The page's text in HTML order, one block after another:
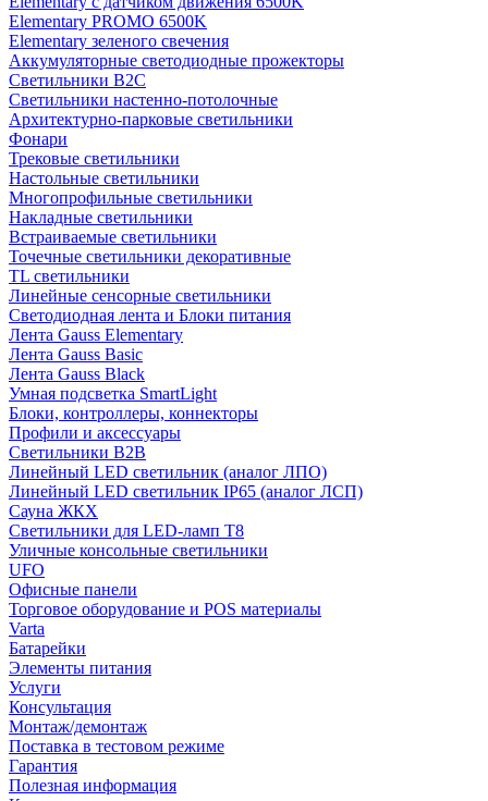
Elementary PROMO 6500K
Elementary зеленого свечения
Аккумуляторные светодиодные прожекторы
Светильники B2C
Светильники настенно-потолочные
Архитектурно-парковые светильники
Фонари
Трековые светильники
Настольные светильники
Многопрофильные светильники
Накладные светильники
Встраиваемые светильники
Точечные светильники декоративные
TL светильники
Линейные сенсорные светильники
Светодиодная лента и Блоки питания
Лента Gauss Elementary
Лента Gauss Basic
Лента Gauss Black
Умная подсветка SmartLight
Блоки, контроллеры, коннекторы
Профили и аксессуары
Светильники B2B
Линейный LED светильник (аналог ЛПО)
Линейный LED светильник IP65 (аналог ЛСП)
Сауна ЖКХ
Светильники для LED-ламп T8
Уличные консольные светильники
UFO
Офисные панели
Торговое оборудование и POS материалы
Varta
Батарейки
Элементы питания
Услуги
Консультация
Монтаж/демонтаж
Поставка в тестовом режиме
Гарантия
Полезная информация